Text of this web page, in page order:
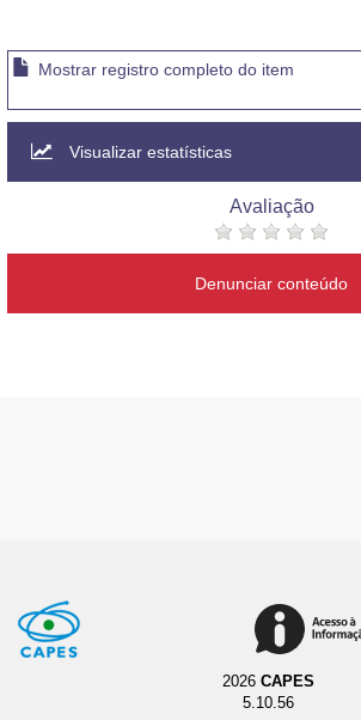
Mostrar registro completo do item
Visualizar estatísticas
Avaliação
Denunciar conteúdo
2026 CAPES
5.10.56